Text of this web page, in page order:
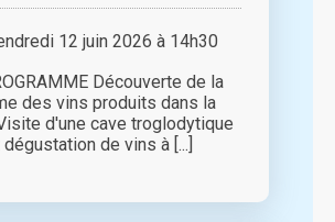
12 juin 2026 à 14h30
Découverte de la
des vins produits dans la
d'une cave troglodytique
de vins à [...]